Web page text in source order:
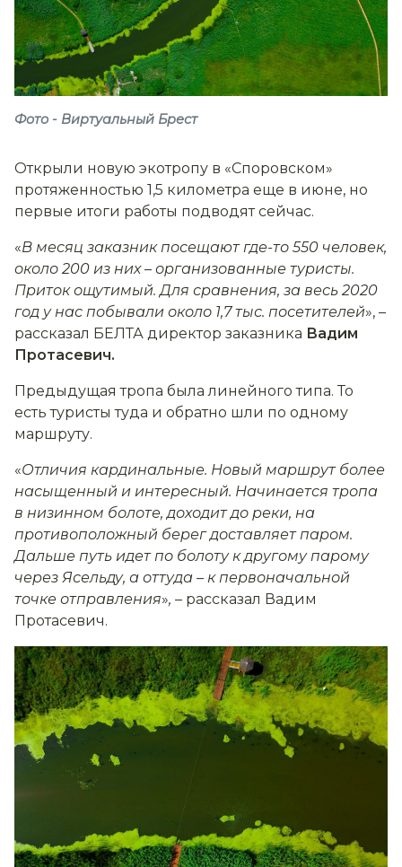
Фото - Виртуальный Брест
Открыли новую экотропу в «Споровском»
протяженностью 1,5 километра еще в июне, но
первые итоги работы подводят сейчас.
«В месяц заказник посещают где-то 550 человек,
около 200 из них– организованные туристы.
Приток ощутимый. Для сравнения, за весь 2020
год у нас побывали около 1,7 тыс. посетителей», –
рассказал БЕЛТА директор заказника Вадим
Протасевич.
Предыдущая тропа была линейного типа. То
есть туристы туда и обратно шли по одному
маршруту.
«Отличия кардинальные. Новый маршрут более
насыщенный и интересный. Начинается тропа
в низинном болоте, доходит до реки, на
противоположный берег доставляет паром.
Дальше путь идет по болоту к другому парому
через Ясельду, а оттуда – к первоначальной
точке отправления», – рассказал Вадим
Протасевич.